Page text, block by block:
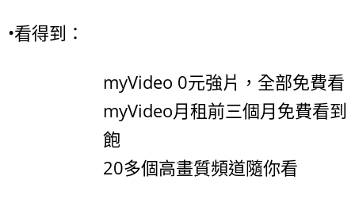
•看得到：
myVideo 0元強片，全部免費看
myVideo月租前三個月免費看到
飽
20多個高畫質頻道隨你看